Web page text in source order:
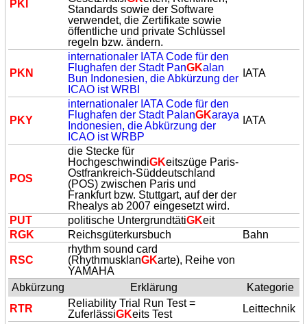
PKI
Standards sowie der Software
verwendet, die Zertifikate sowie
öffentliche und private Schlüssel
regeln bzw. ändern.
PKN
internationaler IATA Code für den
Flughafen der Stadt PanGKalan
Bun Indonesien, die Abkürzung der
ICAO ist WRBI
IATA
PKY
internationaler IATA Code für den
Flughafen der Stadt PalanGKaraya
Indonesien, die Abkürzung der
ICAO ist WRBP
IATA
POS
die Stecke für
HochgeschwindiGKeitszüge Paris-
Ostfrankreich-Süddeutschland
(POS) zwischen Paris und
Frankfurt bzw. Stuttgart, auf der der
Rhealys ab 2007 eingesetzt wird.
PUT
politische UntergrundtätiGKeit
RGK Reichsgüterkursbuch Bahn
RSC
rhythm sound card
(RhythmusklanGKarte), Reihe von
YAMAHA
Abkürzung
Erklärung
Kategorie
RTR
Reliability Trial Run Test =
ZuferlässiGKeits Test
Leittechnik